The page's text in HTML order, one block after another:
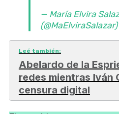
— María Elvira
(@MaElviraSalazar)
Leé también:
Abelardo de la
redes mientras Iván
censura digital